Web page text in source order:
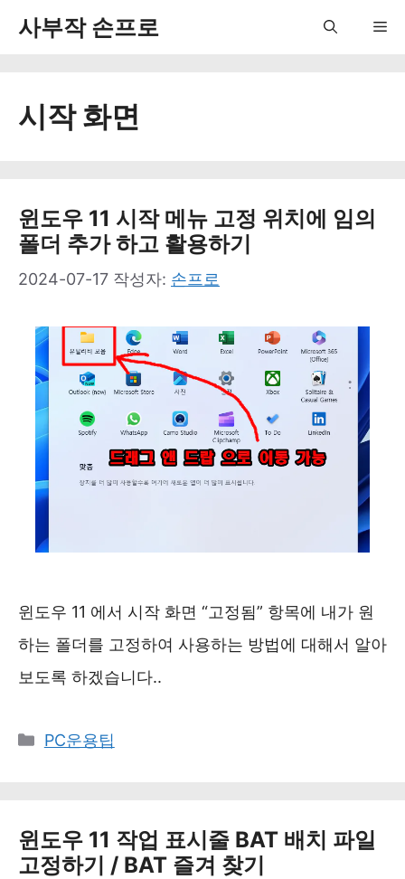
사부작 손프로
시작 화면
윈도우 11 시작 메뉴 고정 위치에 임의
폴더 추가 하고 활용하기
2024-07-17 작성자: 손프로
윈도우 11 에서 시작 화면 “고정됨” 항목에 내가 원
하는 폴더를 고정하여 사용하는 방법에 대해서 알아
보도록 하겠습니다..
카
PC운용팁
윈도우 11 작업 표시줄 BAT 배치 파일
고정하기 / BAT 즐겨 찾기